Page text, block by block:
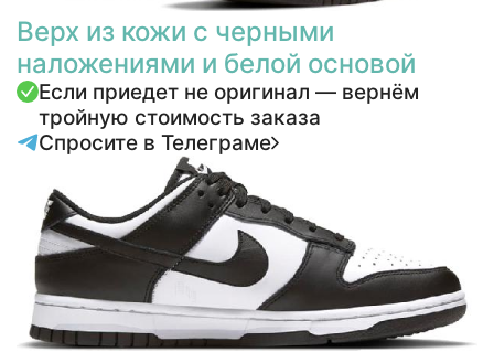
Верх из кожи с черными
наложениями и белой основой
Если приедет не оригинал — вернём
тройную стоимость заказа
Спросите в Телеграме